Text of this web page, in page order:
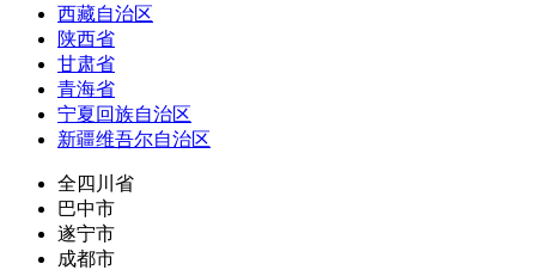
西藏自治区
陕西省
甘肃省
青海省
宁夏回族自治区
新疆维吾尔自治区
全四川省
巴中市
遂宁市
成都市